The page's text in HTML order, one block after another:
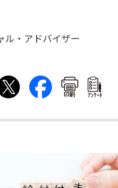
・アドバイザー
印刷 ｱﾝｹｰﾄ